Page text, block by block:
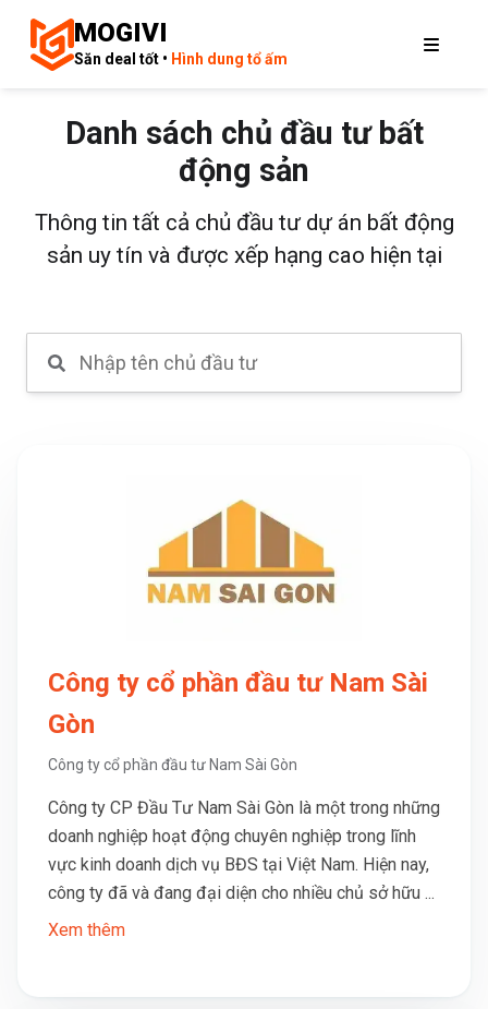
MOGIVI
Săn deal tốt • Hình dung tổ ấm
Danh sách chủ đầu tư bất
động sản
Thông tin tất cả chủ đầu tư dự án bất động
sản uy tín và được xếp hạng cao hiện tại
Công ty cổ phần đầu tư Nam Sài
Gòn
Công ty cổ phần đầu tư Nam Sài Gòn
Công ty CP Đầu Tư Nam Sài Gòn là một trong những
doanh nghiệp hoạt động chuyên nghiệp trong lĩnh
vực kinh doanh dịch vụ BĐS tại Việt Nam. Hiện nay,
công ty đã và đang đại diện cho nhiều chủ sở hữu ...
Xem thêm